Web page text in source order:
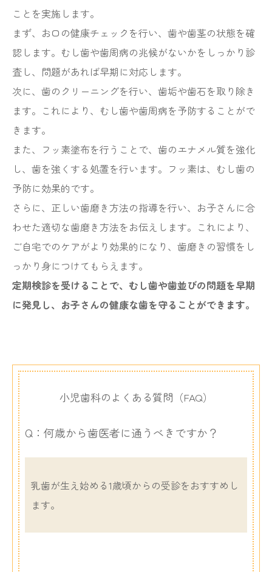
ことを実施します。
まず、お口の健康チェックを行い、歯や歯茎の状態を確
認します。むし歯や歯周病の兆候がないかをしっかり診
査し、問題があれば早期に対応します。
次に、歯のクリーニングを行い、歯垢や歯石を取り除き
ます。これにより、むし歯や歯周病を予防することがで
きます。
また、フッ素塗布を行うことで、歯のエナメル質を強化
し、歯を強くする処置を行います。フッ素は、むし歯の
予防に効果的です。
さらに、正しい歯磨き方法の指導を行い、お子さんに合
わせた適切な歯磨き方法をお伝えします。これにより、
ご自宅でのケアがより効果的になり、歯磨きの習慣をし
っかり身につけてもらえます。
定期検診を受けることで、むし歯や歯並びの問題を早期
に発見し、お子さんの健康な歯を守ることができます。
小児歯科のよくある質問（FAQ）
Q：何歳から歯医者に通うべきですか？
乳歯が生え始める1歳頃からの受診をおすすめし
ます。